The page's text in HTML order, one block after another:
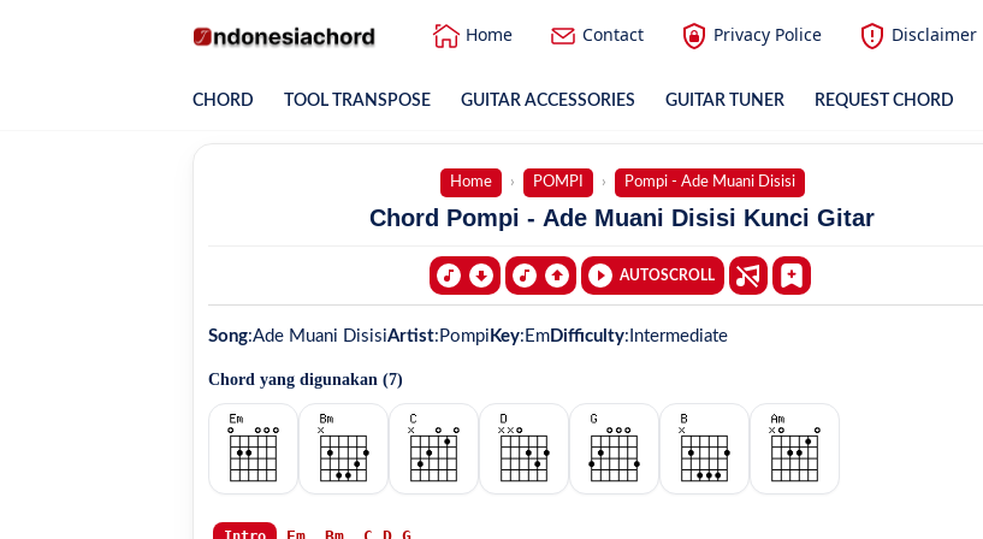
Home Contact Privacy Police Disclaimer
CHORD TOOL TRANSPOSE GUITAR ACCESSORIES GUITAR TUNER REQUEST CHORD
Home POMPI Pompi - Ade Muani Disisi
Chord Pompi - Ade Muani Disisi Kunci Gitar
AUTOSCROLL
Song:Ade Muani DisisiArtist: Pompi Key: Em Difficulty: Intermediate
Chord yang digunakan (7)